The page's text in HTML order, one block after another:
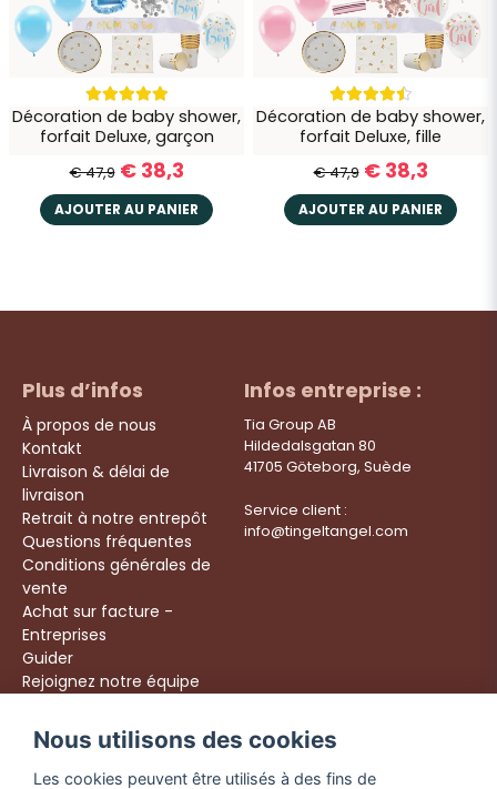
Décoration de baby shower,
forfait Deluxe, garçon
€ 47,9 € 38,3
AJOUTER AU PANIER
Décoration de baby shower,
forfait Deluxe, fille
€ 47,9 € 38,3
AJOUTER AU PANIER
Plus d’infos
À propos de nous
Kontakt
Livraison & délai de
livraison
Retrait à notre entrepôt
Questions fréquentes
Conditions générales de
vente
Achat sur facture -
Entreprises
Guider
Rejoignez notre équipe
Infos entreprise :
Tia Group AB
Hildedalsgatan 80
41705 Göteborg, Suède
Service client :
info@tingeltangel.com
Följ oss:
Livraison rapide
Achats sécurisés
Nous utilisons des cookies
Les cookies peuvent être utilisés à des fins de